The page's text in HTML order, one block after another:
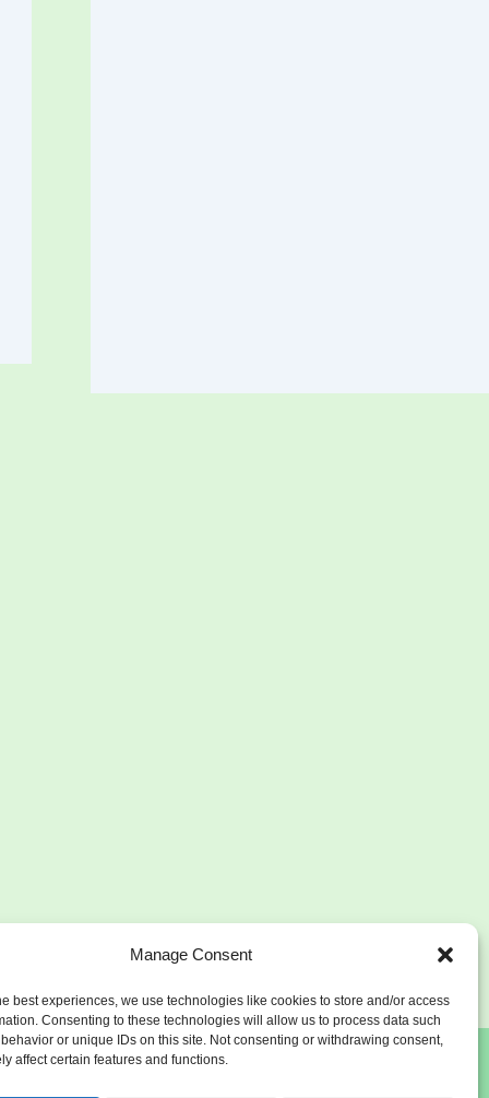
Manage Consent
best experiences, we use technologies like cookies to store and/or access
Consenting to these technologies will allow us to process data such
or unique IDs on this site. Not consenting or withdrawing consent,
affect certain features and functions.